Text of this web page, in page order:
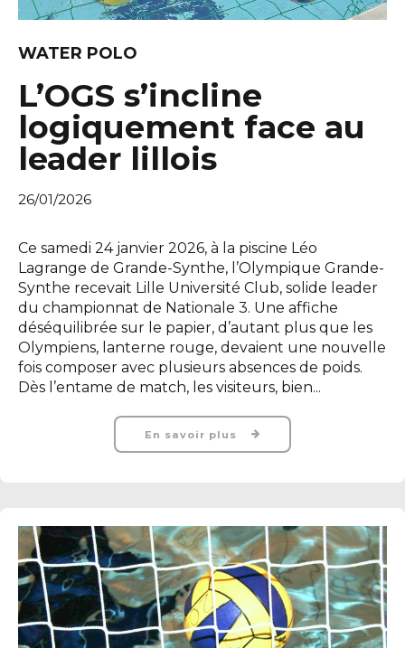
WATER POLO
L’OGS s’incline
logiquement face au
leader lillois
26/01/2026
Ce samedi 24 janvier 2026, à la piscine Léo
Lagrange de Grande-Synthe, l’Olympique Grande-
Synthe recevait Lille Université Club, solide leader
du championnat de Nationale 3. Une affiche
déséquilibrée sur le papier, d’autant plus que les
Olympiens, lanterne rouge, devaient une nouvelle
fois composer avec plusieurs absences de poids.
Dès l’entame de match, les visiteurs, bien...
En savoir plus